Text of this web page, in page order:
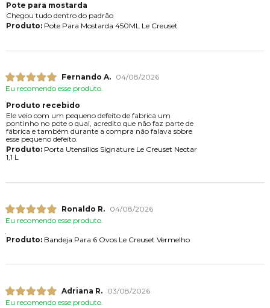
Pote para mostarda
Chegou tudo dentro do padrão
Produto:Pote Para Mostarda 450ML Le Creuset
Fernando A.
04/08/2026
Eu recomendo esse produto.
Produto recebido
Ele veio com um pequeno defeito de fabrica um
pontinho no pote o qual, acredito que não faz parte de
fábrica e também durante a compra não falava sobre
esse pequeno defeito.
Produto:Porta Utensílios Signature Le Creuset Nectar
1,1 L
Ronaldo R.
04/08/2026
Eu recomendo esse produto.
Produto:Bandeja Para 6 Ovos Le Creuset Vermelho
Adriana R.
03/08/2026
Eu recomendo esse produto.